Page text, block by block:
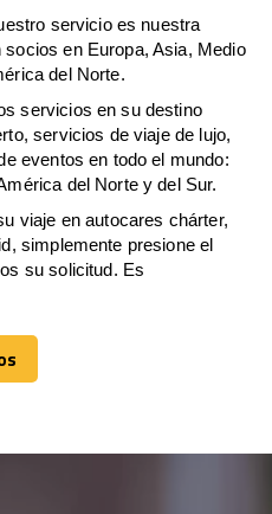
servicio es nuestra
en Europa, Asia, Medio
del Norte.
servicios en su destino
servicios de viaje de lujo,
eventos en todo el mundo:
del Norte y del Sur.
viaje en autocares chárter,
simplemente presione el
su solicitud. Es